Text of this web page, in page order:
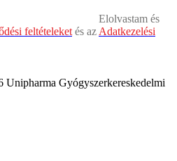
Elolvastam és
feltételeket és az Adatkezelési
Gyógyszerkereskedelmi